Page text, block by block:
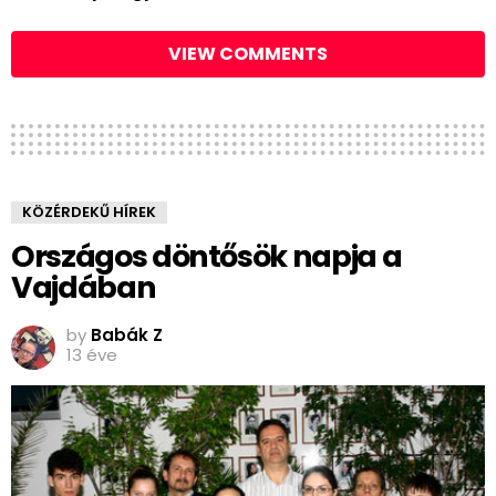
VIEW COMMENTS
KÖZÉRDEKŰ HÍREK
Országos döntősök napja a
Vajdában
by Babák Z
13 éve